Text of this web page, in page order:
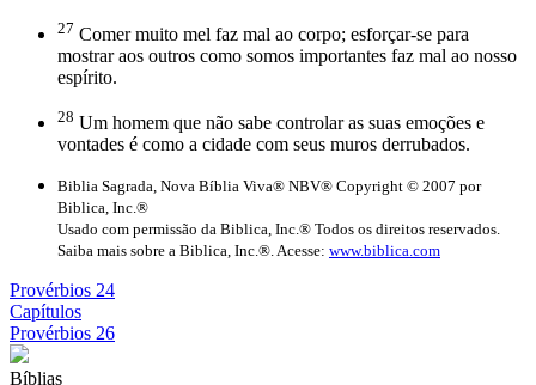
27 Comer muito mel faz mal ao corpo; esforçar-se para
mostrar aos outros como somos importantes faz mal ao nosso
espírito.
28 Um homem que não sabe controlar as suas emoções e
vontades é como a cidade com seus muros derrubados.
Biblia Sagrada, Nova Bíblia Viva® NBV® Copyright © 2007 por
Biblica, Inc.®
Usado com permissão da Biblica, Inc.® Todos os direitos reservados.
Saiba mais sobre a Biblica, Inc.®. Acesse: www.biblica.com
Provérbios 24
Capítulos
Provérbios 26
Bíblias